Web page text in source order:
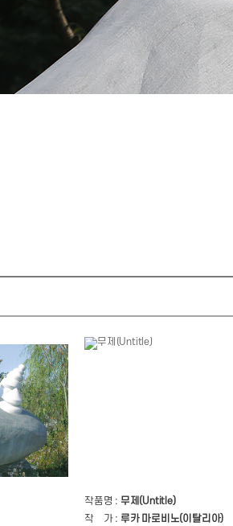
작품명 : 무제(Untitle)
작 가 : 루카 마로비노(이탈리아)